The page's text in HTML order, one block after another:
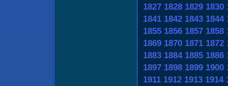
1827 1828 1829 1830
1841 1842 1843 1844
1855 1856 1857 1858
1869 1870 1871 1872
1883 1884 1885 1886
1897 1898 1899 1900
1911 1912 1913 1914